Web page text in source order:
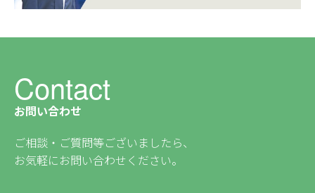
Contact
お問い合わせ
ご相談・ご質問等ございましたら、
お気軽にお問い合わせください。